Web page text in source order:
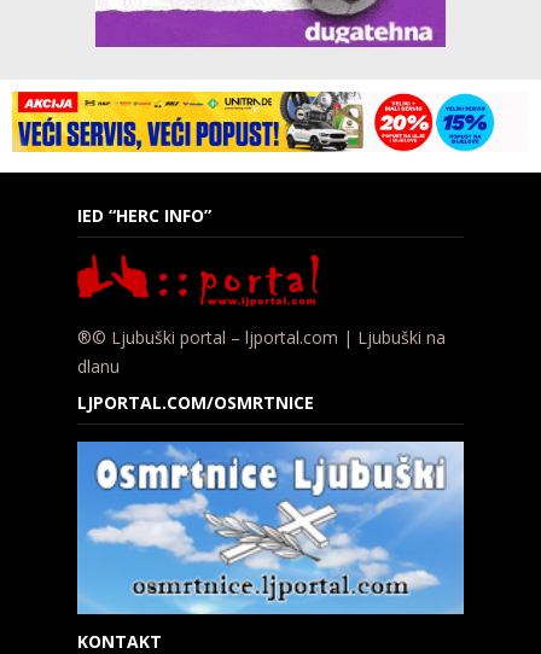
IED “HERC INFO”
®© Ljubuški portal – ljportal.com | Ljubuški na
dlanu
LJPORTAL.COM/OSMRTNICE
KONTAKT